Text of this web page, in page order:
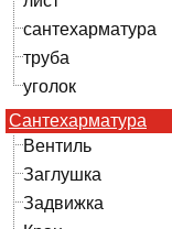
сантехарматура
труба
уголок
Сантехарматура
Вентиль
Заглушка
Задвижка